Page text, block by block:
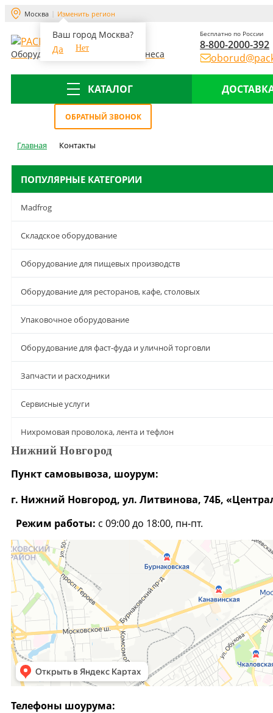
Москва Изменить регион
Ваш город Москва?
Да
Нет
Оборудование для склада и бизнеса
Бесплатно по России
8-800-2000-392
КАТАЛОГ
ОБРАТНЫЙ ЗВОНОК
Главная Контакты
ПОПУЛЯРНЫЕ КАТЕГОРИИ
Madfrog
Складское оборудование
Оборудование для пищевых производств
Оборудование для ресторанов, кафе, столовых
Упаковочное оборудование
Оборудование для фаст-фуда и уличной торговли
Запчасти и расходники
Сервисные услуги
Нихромовая проволока, лента и тефлон
Нижний Новгород
Пункт самовывоза, шоурум:
г. Нижний Новгород, ул. Литвинова, 74Б,
Режим работы: с 09:00 до 18:00, пн-пт.
Телефоны шоурума: